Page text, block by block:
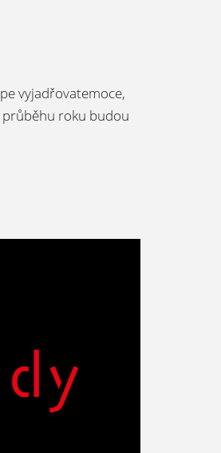
vyjadřovatemoce,
průběhu roku budou